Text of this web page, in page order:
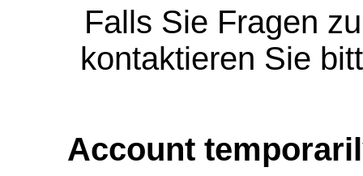
Falls Sie Fragen
kontaktieren Sie
Account